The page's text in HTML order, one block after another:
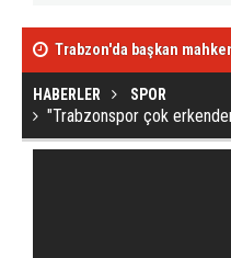
Trabzon'da başkan
alındı
HABERLER SPOR
"Trabzonspor çok